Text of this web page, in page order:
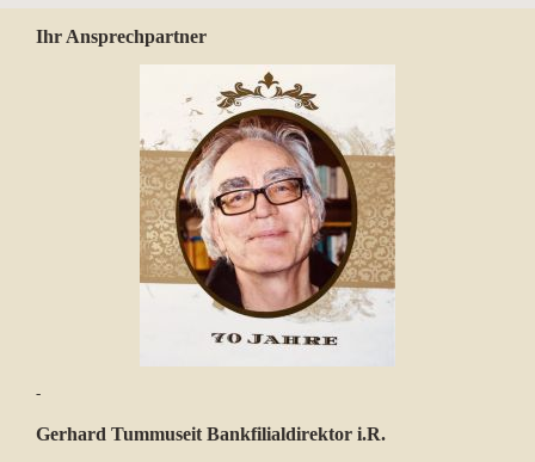
Ihr Ansprechpartner
-
Gerhard Tummuseit Bankfilialdirektor i.R.